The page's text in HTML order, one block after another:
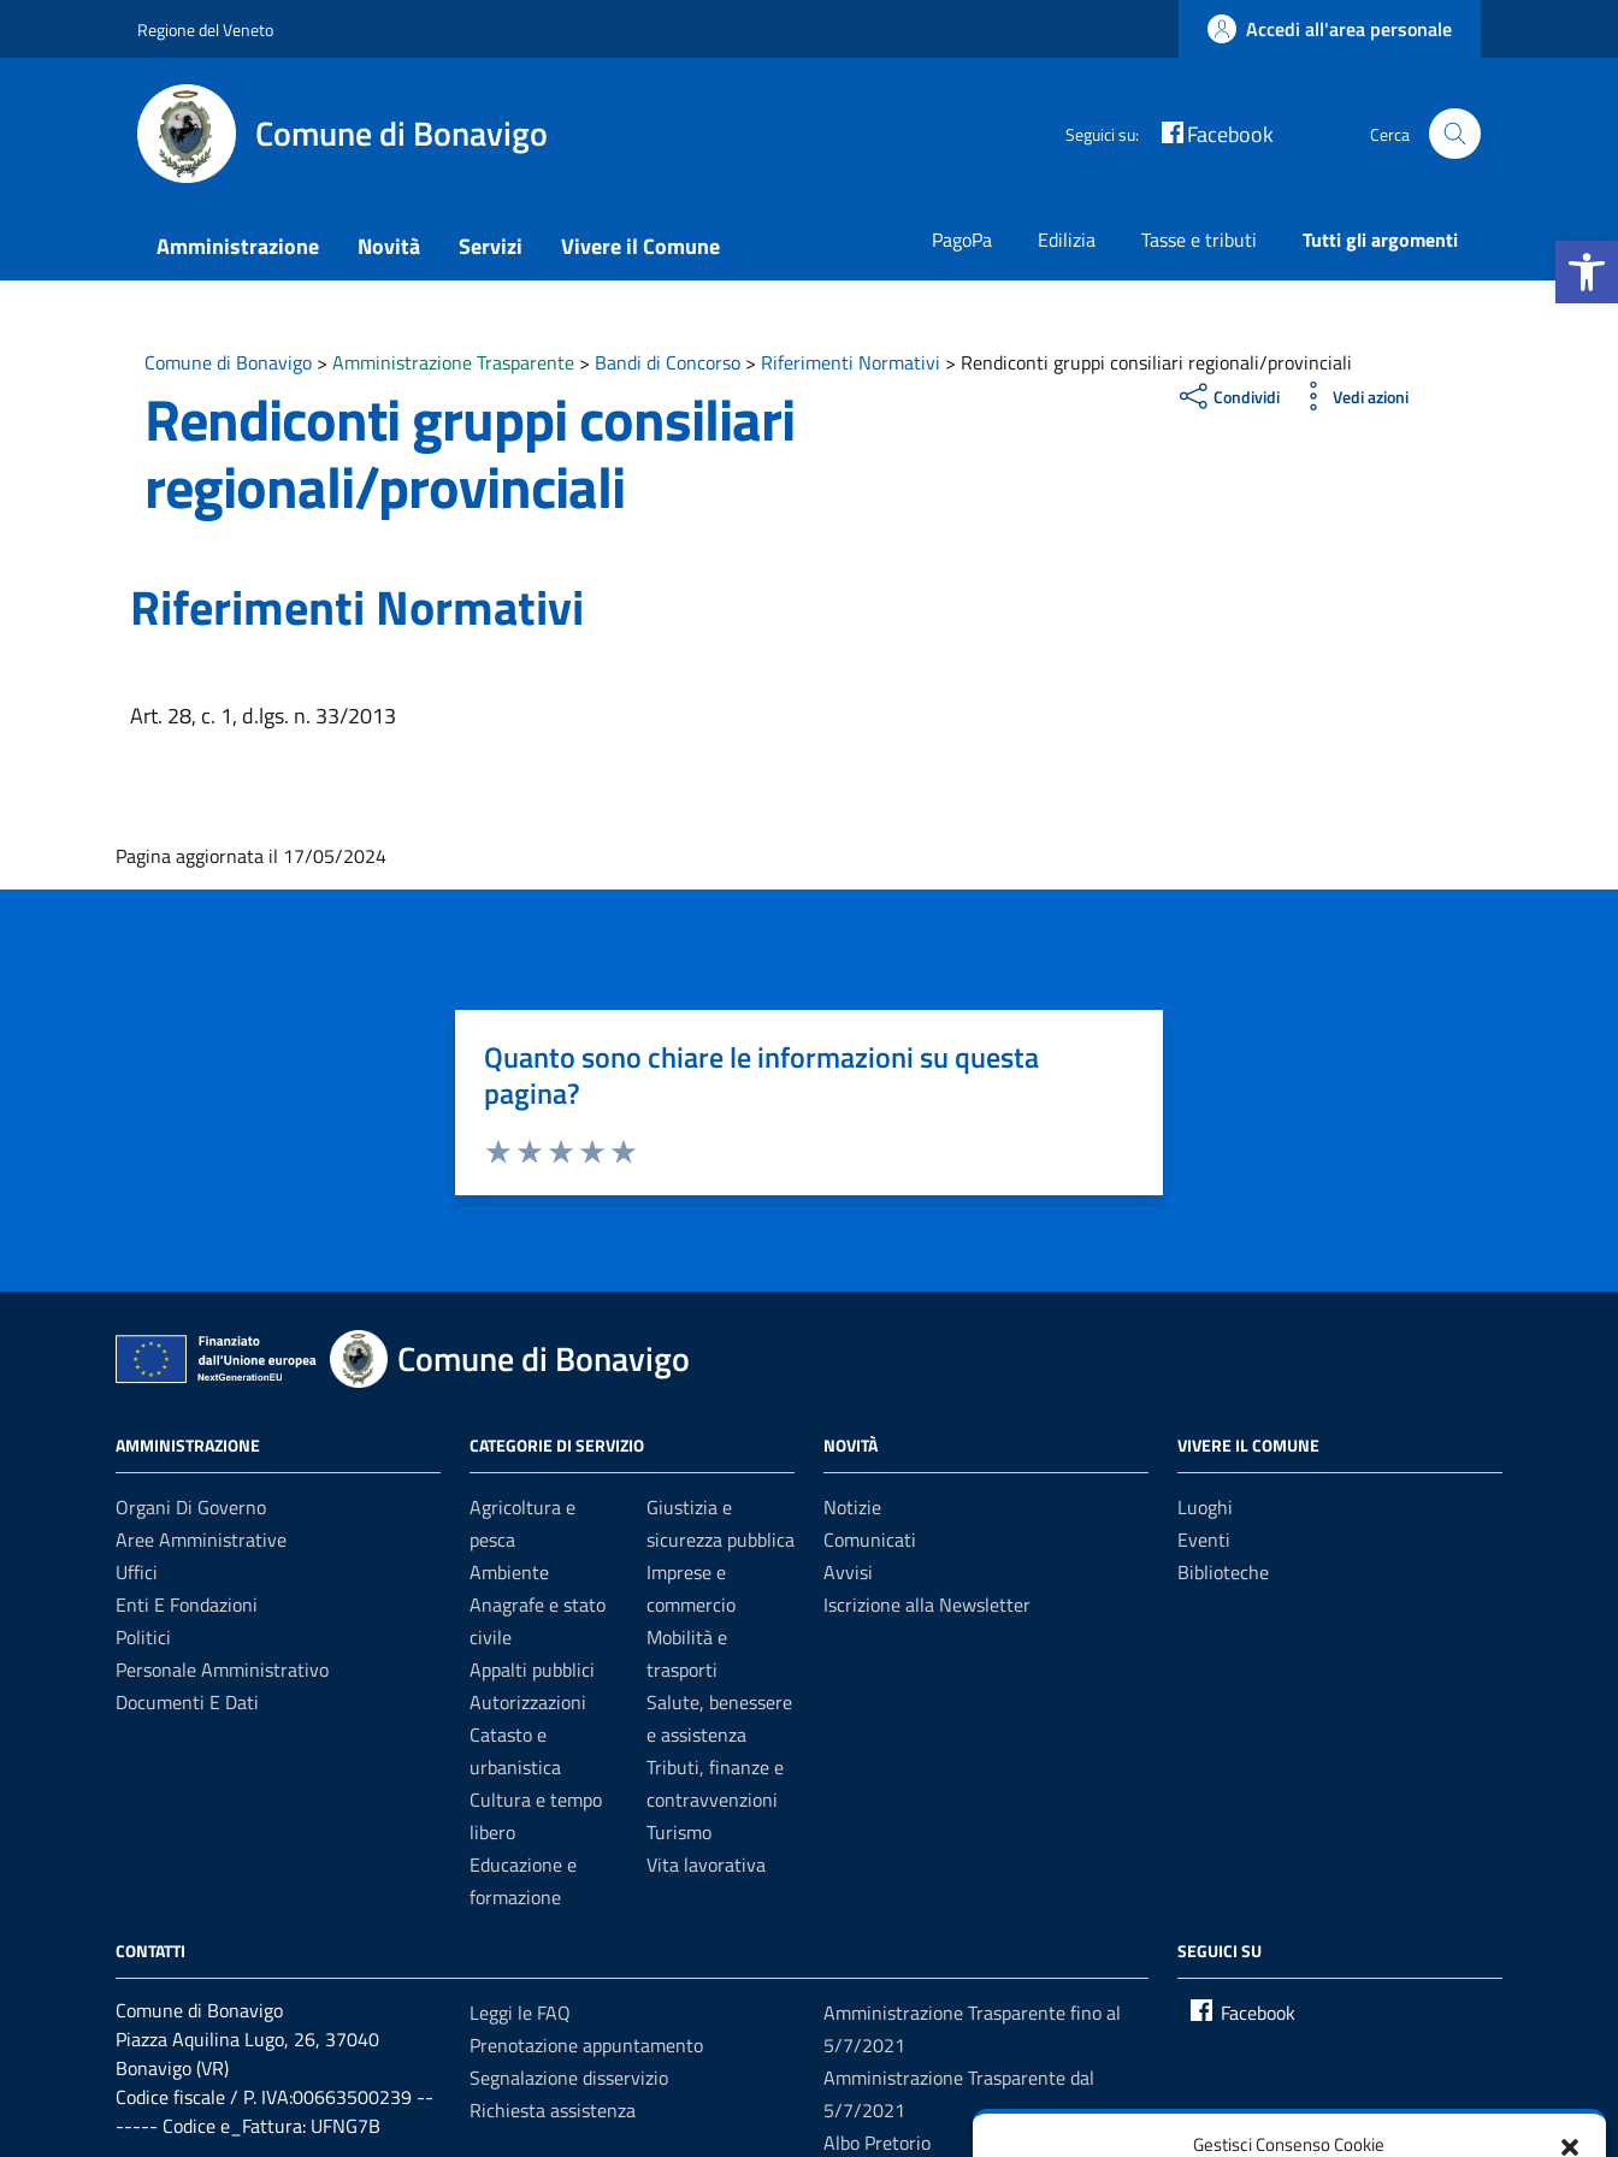
Apri la
Gestisci Consenso Cookie
Regione del Veneto Accedi all'area personale
Comune di Bonavigo Seguici su: Facebook Cerca
Amministrazione Novità Servizi Vivere il Comune PagoPa Edilizia Tasse e tributi Tutti gli argomenti
Comune di Bonavigo > Amministrazione Trasparente > Bandi di Concorso > Riferimenti Normativi > Rendiconti gruppi consiliari regionali/provinciali
Rendiconti gruppi consiliari
regionali/provinciali
Condividi Vedi azioni
Riferimenti Normativi
Art. 28, c. 1, d.lgs. n. 33/2013
Pagina aggiornata il 17/05/2024
Quanto sono chiare le informazioni su questa
pagina?
Comune di Bonavigo
AMMINISTRAZIONE
Organi Di Governo
Aree Amministrative
Uffici
Enti E Fondazioni
Politici
Personale Amministrativo
Documenti E Dati
CATEGORIE DI SERVIZIO
Agricoltura e
pesca
Ambiente
Anagrafe e stato
civile
Appalti pubblici
Autorizzazioni
Catasto e
urbanistica
Cultura e tempo
libero
Educazione e
formazione
Giustizia e
sicurezza pubblica
Imprese e
commercio
Mobilità e
trasporti
Salute, benessere
e assistenza
Tributi, finanze e
contravvenzioni
Turismo
Vita lavorativa
NOVITÀ
Notizie
Comunicati
Avvisi
Iscrizione alla Newsletter
VIVERE IL COMUNE
Luoghi
Eventi
Biblioteche
CONTATTI
Comune di Bonavigo
Piazza Aquilina Lugo, 26, 37040
Bonavigo (VR)
Codice fiscale / P. IVA:00663500239 --
----- Codice e_Fattura: UFNG7B
Leggi le FAQ
Prenotazione appuntamento
Segnalazione disservizio
Richiesta assistenza
Amministrazione Trasparente fino al
5/7/2021
Amministrazione Trasparente dal
5/7/2021
Albo Pretorio
SEGUICI SU
Facebook